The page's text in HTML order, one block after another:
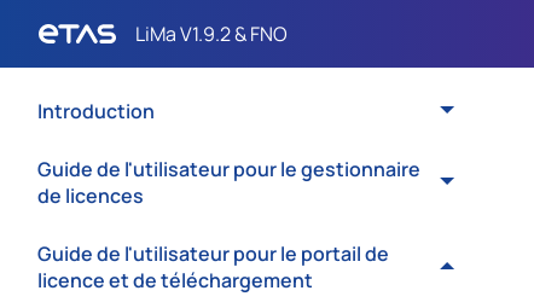
Introduction
Guide de l'utilisateur pour le gestionnaire
de licences
Guide de l'utilisateur pour le portail de
licence et de téléchargement